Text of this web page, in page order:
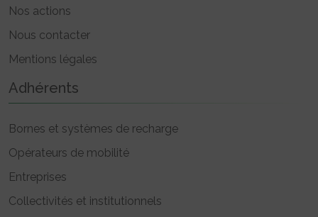
Nos actions
Nous contacter
Mentions légales
Adhérents
Bornes et systèmes de recharge
Opérateurs de mobilité
Entreprises
Collectivités et institutionnels